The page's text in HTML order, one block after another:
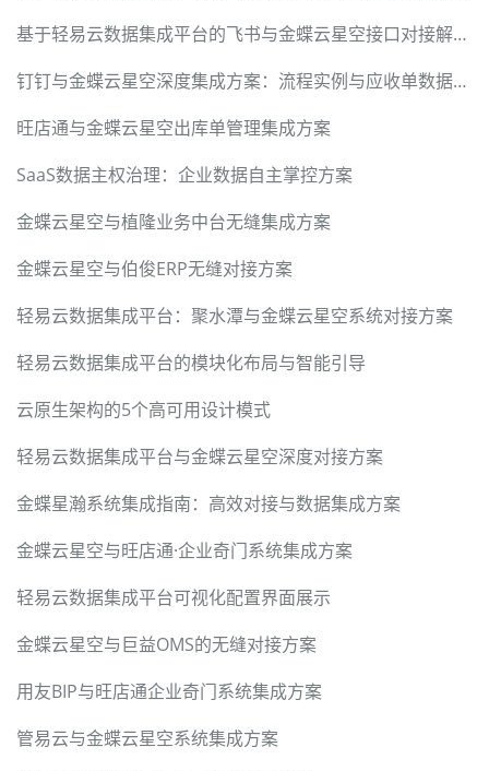
基于轻易云数据集成平台的飞书与金蝶云星空接口对接解决方案
钉钉与金蝶云星空深度集成方案：流程实例与应收单数据无缝对接
旺店通与金蝶云星空出库单管理集成方案
SaaS数据主权治理：企业数据自主掌控方案
金蝶云星空与植隆业务中台无缝集成方案
金蝶云星空与伯俊ERP无缝对接方案
轻易云数据集成平台：聚水潭与金蝶云星空系统对接方案
轻易云数据集成平台的模块化布局与智能引导
云原生架构的5个高可用设计模式
轻易云数据集成平台与金蝶云星空深度对接方案
金蝶星瀚系统集成指南：高效对接与数据集成方案
金蝶云星空与旺店通·企业奇门系统集成方案
轻易云数据集成平台可视化配置界面展示
金蝶云星空与巨益OMS的无缝对接方案
用友BIP与旺店通企业奇门系统集成方案
管易云与金蝶云星空系统集成方案